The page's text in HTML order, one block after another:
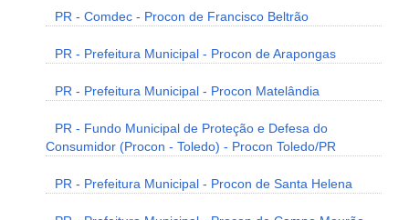
PR - Comdec - Procon de Francisco Beltrão
PR - Prefeitura Municipal - Procon de Arapongas
PR - Prefeitura Municipal - Procon Matelândia
PR - Fundo Municipal de Proteção e Defesa do
Consumidor (Procon - Toledo) - Procon Toledo/PR
PR - Prefeitura Municipal - Procon de Santa Helena